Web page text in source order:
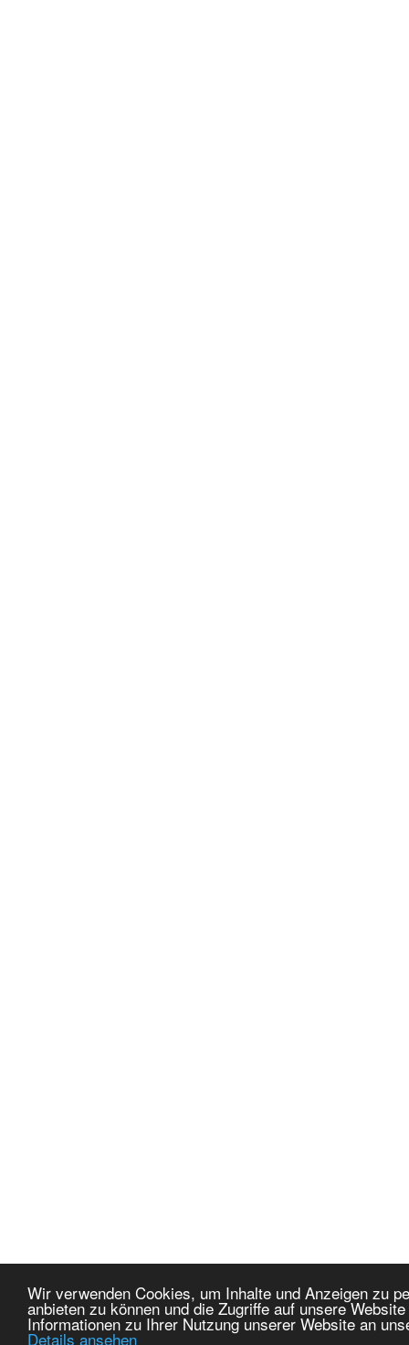
Wir verwenden Cookies, um Inhalte und Anzeigen zu
anbieten zu können und die Zugriffe auf unsere
Informationen zu Ihrer Nutzung unserer Website an
Details ansehen